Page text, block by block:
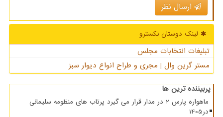
ارسال نظر
لینک دوستان نكسترو
تبلیغات انتخابات مجلس
مستر گرین وال | مجری و طراح انواع دیوار سبز
پربیننده ترین ها
ماهواره پارس 2 در مدار قرار می گیرد پرتاب های منظومه سلیمانی
در1405